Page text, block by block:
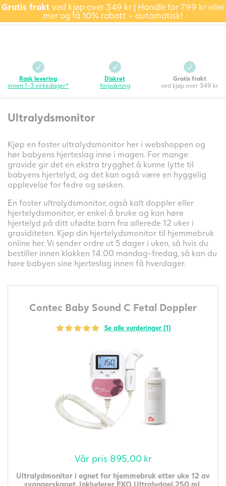
Gratis frakt ved kjøp over 349 kr | Handle for 799 kr eller
mer og få 10% rabatt – automatisk!
Rask levering
innen 1-3 virkedager*
Diskret
forpakning
Gratis frakt
ved kjøp over 349 kr
Ultralydsmonitor
Kjøp en foster ultralydsmonitor her i webshoppen og
hør babyens hjerteslag inne i magen. For mange
gravide gir det en ekstra trygghet å kunne lytte til
babyens hjertelyd, og det kan også være en hyggelig
opplevelse for fedre og søsken.
En foster ultralydsmonitor, også kalt doppler eller
hjertelydsmonitor, er enkel å bruke og kan høre
hjertelyd på ditt ufødte barn fra allerede 12 uker i
graviditeten. Kjøp din hjertelydsmonitor til hjemmebruk
online her. Vi sender ordre ut 5 dager i uken, så hvis du
bestiller innen klokken 14.00 mandag-fredag, så kan du
høre babyen sine hjerteslag innen få hverdager.
Contec Baby Sound C Fetal Doppler
Se alle vurderinger (1)
Vår pris 895,00 kr
Ultralydmonitor i egnet for hjemmebruk etter uke 12 av
svangerskapet. Inkluderer EKO Ultralydgel 250 ml.